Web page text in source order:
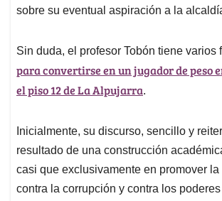
sobre su eventual aspiración a la
Sin duda, el profesor Tobón tiene varios
para convertirse en un jugador de peso
el piso 12 de La Alpujarra.
Inicialmente, su discurso, sencillo y
resultado de una construcción
casi que exclusivamente en promover
contra la corrupción y contra los